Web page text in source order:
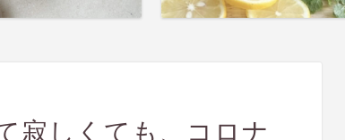
寂しくても、コロナ